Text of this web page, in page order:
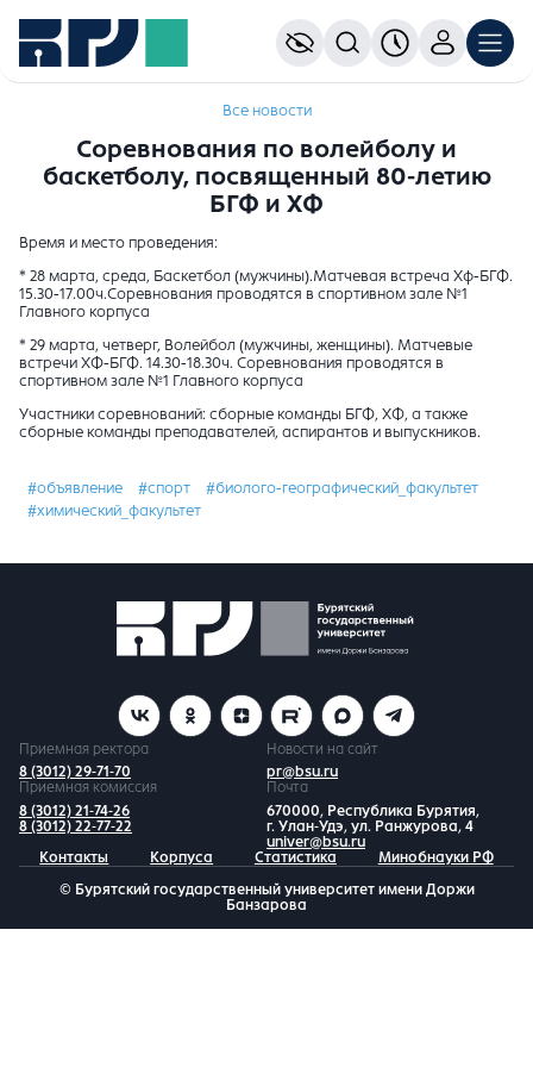
Все новости
Соревнования по волейболу и
баскетболу, посвященный 80-летию
БГФ и ХФ
Время и место проведения:
* 28 марта, среда, Баскетбол (мужчины).Матчевая встреча Хф-БГФ.
15.30-17.00ч.Соревнования проводятся в спортивном зале №1
Главного корпуса
* 29 марта, четверг, Волейбол (мужчины, женщины). Матчевые
встречи ХФ-БГФ. 14.30-18.30ч. Соревнования проводятся в
спортивном зале №1 Главного корпуса
Участники соревнований: сборные команды БГФ, ХФ, а также
сборные команды преподавателей, аспирантов и выпускников.
#объявление #спорт
#биолого-географический_факультет
#химический_факультет
Приемная ректора
8 (3012) 29-71-70
Новости на сайт
pr@bsu.ru
Приемная комиссия
8 (3012) 21-74-26
8 (3012) 22-77-22
Почта
670000, Республика Бурятия,
г. Улан-Удэ, ул. Ранжурова, 4
univer@bsu.ru
Контакты
Корпуса Статистика Минобнауки РФ
© Бурятский государственный университет имени Доржи
Банзарова